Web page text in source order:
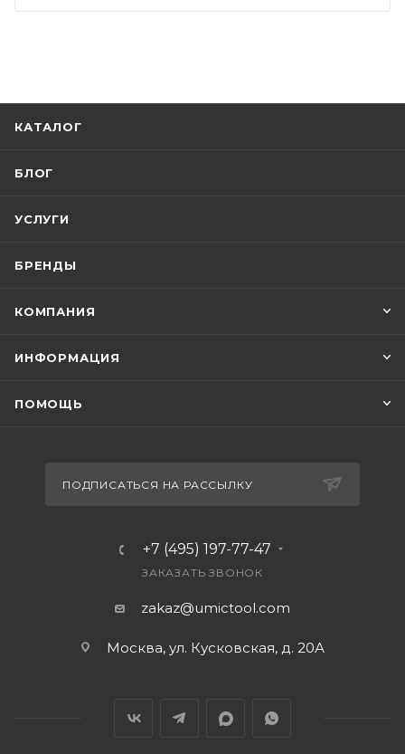
КАТАЛОГ
БЛОГ
УСЛУГИ
БРЕНДЫ
КОМПАНИЯ
ИНФОРМАЦИЯ
ПОМОЩЬ
ПОДПИСАТЬСЯ НА РАССЫЛКУ
+7 (495) 197-77-47
ЗАКАЗАТЬ ЗВОНОК
zakaz@umictool.com
Москва, ул. Кусковская, д. 20А